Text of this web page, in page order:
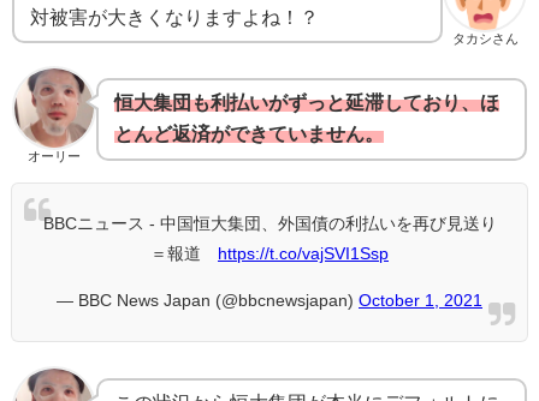
タカシさん
対被害が大きくなりますよね！？
オーリー
恒大集団も利払いがずっと延滞しており、ほ
とんど返済ができていません。
BBCニュース - 中国恒大集団、外国債の利払いを再び見送り
＝報道 https://t.co/vajSVI1Ssp
— BBC News Japan (@bbcnewsjapan) October 1, 2021